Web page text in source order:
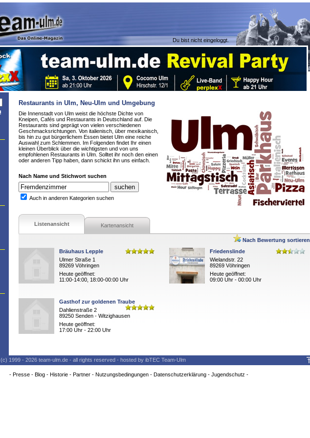
Du bist nicht eingeloggt.
Restaurants in Ulm, Neu-Ulm und Umgebung
Die Innenstadt von Ulm weist die höchste Dichte von
Kneipen, Cafés und Restaurants in Deutschland auf. Die
Restaurants sind geprägt von vielen verschiedenen
Geschmacksrichtungen. Von italienisch, über mexikanisch,
bis hin zu gut bürgerlichem Essen bietet Ulm eine reiche
Auswahl zum Schlemmen. Im Folgenden findet Ihr einen
kleinen Überblick über die wichtigsten und von uns
empfohlenen Restaurants in Ulm. Solltet ihr noch den einen
oder anderen Tipp haben, dann schickt ihn uns einfach.
Nach Name und Stichwort suchen
Auch in anderen Kategorien suchen
Listenansicht Kartenansicht
Nach Bewertung sortieren
Bräuhaus Lepple
Ulmer Straße 1
89269 Vöhringen
Heute geöffnet:
11:00-14:00, 18:00-00:00 Uhr
Friedenslinde
Wielandstr. 22
89269 Vöhringen
Heute geöffnet:
09:00 Uhr - 00:00 Uhr
Gasthof zur goldenen Traube
Dahlienstraße 2
89250 Senden - Witzighausen
Heute geöffnet:
17:00 Uhr - 22:00 Uhr
(c) 1999 - 2026 team-ulm.de - all rights reserved - hosted by ibTEC Team-Ulm
- Presse- Blog- Historie- Partner- Nutzungsbedingungen- Datenschutzerklärung- Jugendschutz -